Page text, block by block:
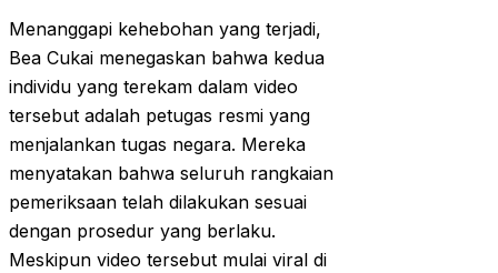
Menanggapi kehebohan yang terjadi,
Bea Cukai menegaskan bahwa kedua
individu yang terekam dalam video
tersebut adalah petugas resmi yang
menjalankan tugas negara. Mereka
menyatakan bahwa seluruh rangkaian
pemeriksaan telah dilakukan sesuai
dengan prosedur yang berlaku.
Meskipun video tersebut mulai viral di